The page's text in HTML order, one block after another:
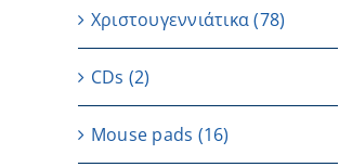
Χριστουγεννιάτικα(78)
CDs (2)
Μouse pads (16)